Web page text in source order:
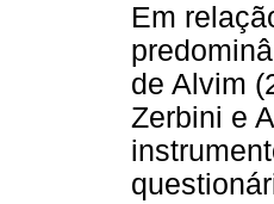
Em
de Alvim
Zerbini e